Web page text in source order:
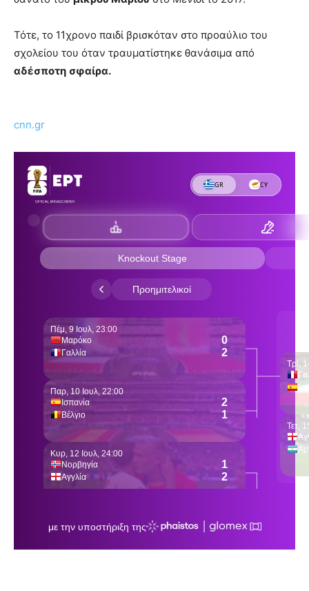
Τότε, το 11χρονο παιδί βρισκόταν στο προαύλιο του
σχολείου του όταν τραυματίστηκε θανάσιμα από
αδέσποτη σφαίρα.
cnn.gr